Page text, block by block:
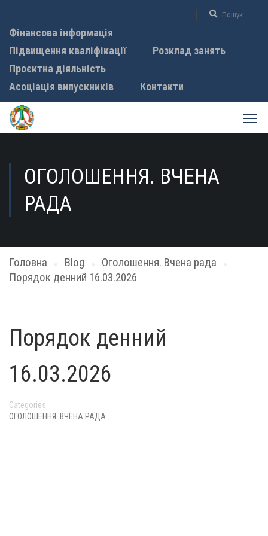
Фінансова інформація
Підвищення кваліфікації
Розклад занять
Проєктна діяльність
Асоціація випускників
Контакти
ОГОЛОШЕННЯ. ВЧЕНА
РАДА
Головна Blog
Оголошення. Вчена рада
Порядок денний 16.03.2026
Порядок денний
16.03.2026
Categories
ОГОЛОШЕННЯ. ВЧЕНА РАДА